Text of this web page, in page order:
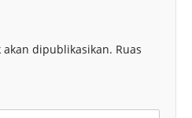
dipublikasikan. Ruas